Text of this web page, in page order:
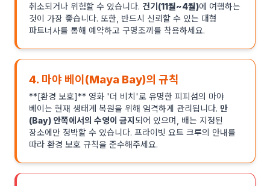
취소되거나 위험할 수 있습니다. 건기(11월~4월)에 여행하는
것이 가장 좋습니다. 또한, 반드시 신뢰할 수 있는 대형
파트너사를 통해 예약하고 구명조끼를 착용하세요.
4. 마야 베이(Maya Bay)의 규칙
**[환경 보호]** 영화 '더 비치'로 유명한 피피섬의 마야
베이는 현재 생태계 복원을 위해 엄격하게 관리됩니다. 만
(Bay) 안쪽에서의 수영이 금지 되어 있으며, 배는 지정된
장소에만 정박할 수 있습니다. 프라이빗 요트 크루의 안내를
따라 환경 보호 규칙을 준수해주세요.